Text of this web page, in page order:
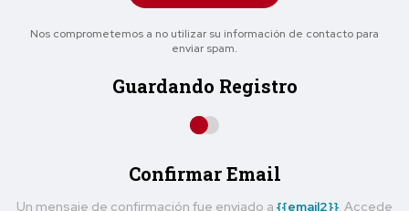
Nos comprometemos a no utilizar su información de contacto para
enviar spam.
Guardando Registro
Confirmar Email
Un mensaje de confirmación fue enviado a {{email2}} . Accede